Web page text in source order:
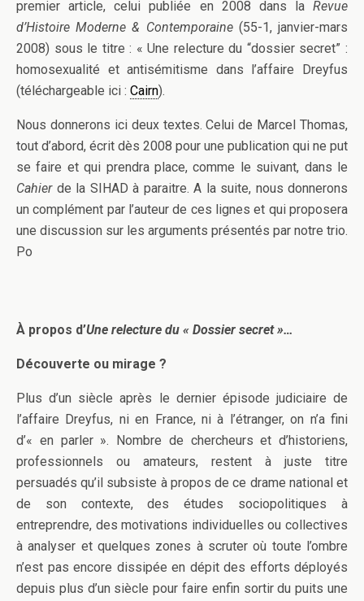
premier article, celui publiée en 2008 dans la Revue
d’Histoire Moderne & Contemporaine (55-1, janvier-mars
2008) sous le titre : « Une relecture du “dossier secret” :
homosexualité et antisémitisme dans l’affaire Dreyfus
(téléchargeable ici : Cairn).
Nous donnerons ici deux textes. Celui de Marcel Thomas,
tout d’abord, écrit dès 2008 pour une publication qui ne put
se faire et qui prendra place, comme le suivant, dans le
Cahierde la SIHAD à paraitre. A la suite, nous donnerons
un complément par l’auteur de ces lignes et qui proposera
une discussion sur les arguments présentés par notre trio.
Po
À propos d’Une relecture du « Dossier secret »…
Découverte ou mirage ?
Plus d’un siècle après le dernier épisode judiciaire de
l’affaire Dreyfus, ni en France, ni à l’étranger, on n’a fini
d’« en parler ». Nombre de chercheurs et d’historiens,
professionnels ou amateurs, restent à juste titre
persuadés qu’il subsiste à propos de ce drame national et
de son contexte, des études sociopolitiques à
entreprendre, des motivations individuelles ou collectives
à analyser et quelques zones à scruter où toute l’ombre
n’est pas encore dissipée en dépit des efforts déployés
depuis plus d’un siècle pour faire enfin sortir du puits une